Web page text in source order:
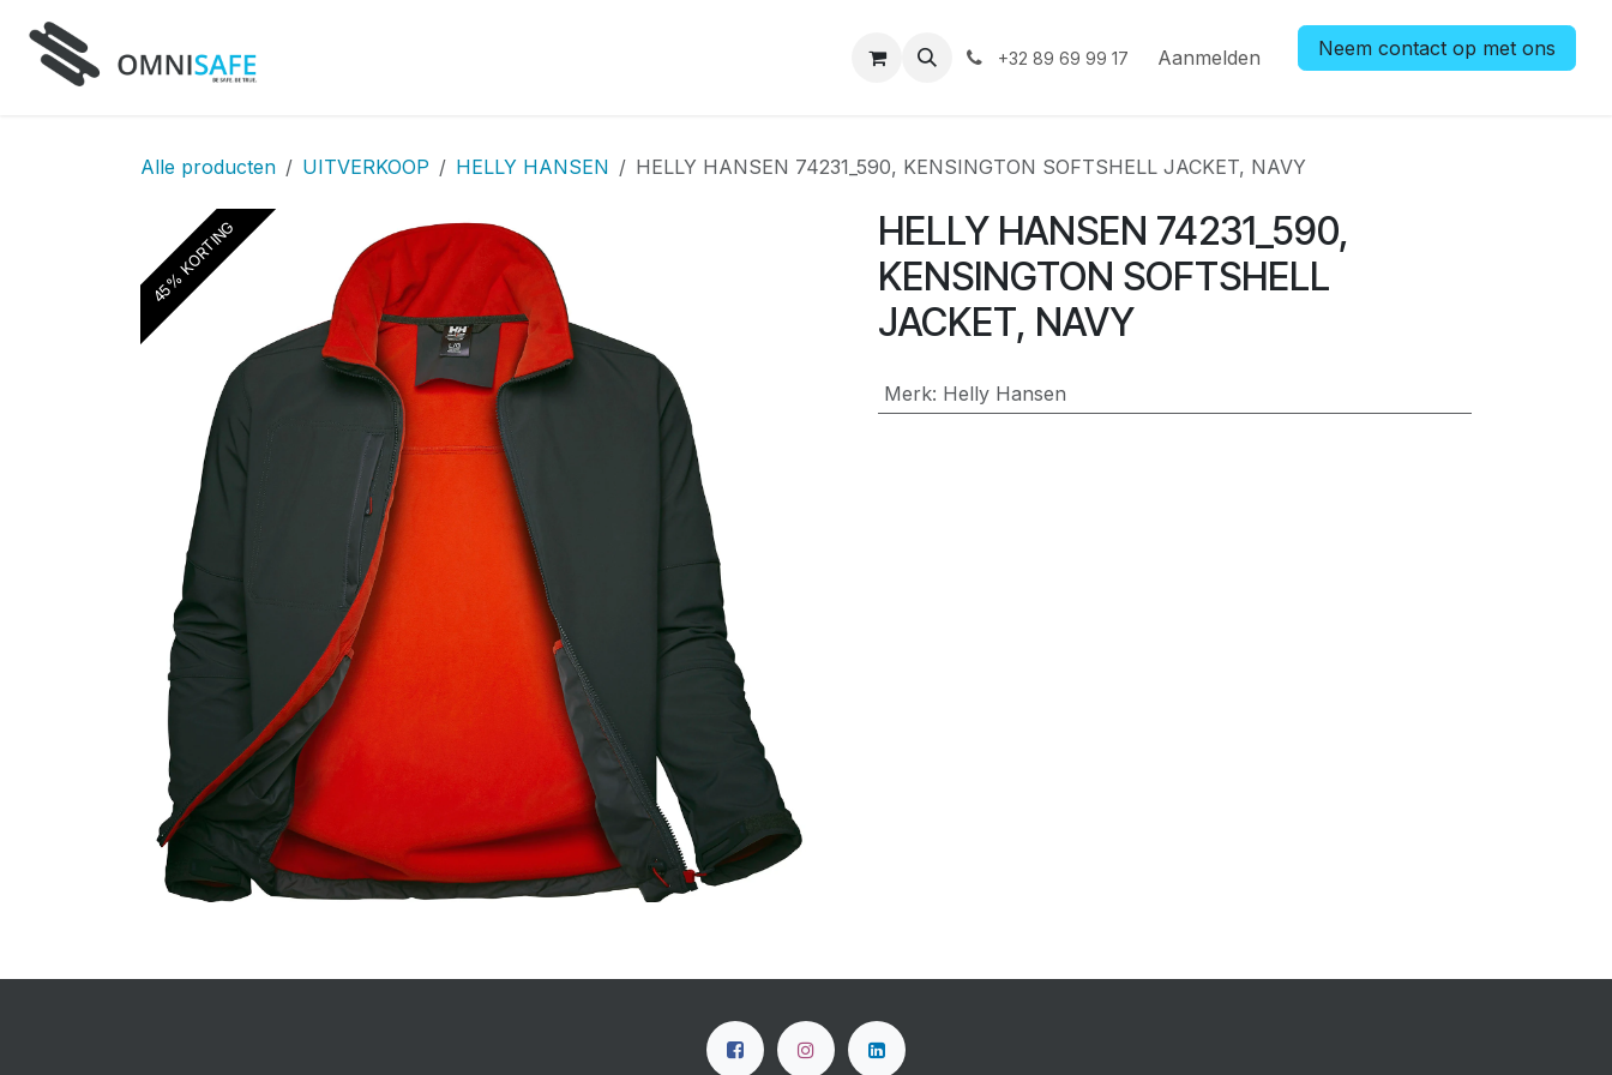
Vacatures Asbest
+32 89 69 99 17 Aanmelden Neem contact op met ons
Alle producten UITVERKOOP HELLY HANSEN HELLY HANSEN 74231_590, KENSINGTON SOFTSHELL JACKET, NAVY
45% KORTING
HELLY HANSEN 74231_590,
KENSINGTON SOFTSHELL
JACKET, NAVY
Merk: Helly Hansen